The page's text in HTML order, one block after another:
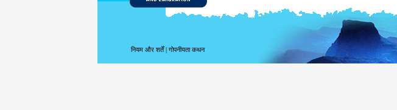
अस्वीकरण:
इस वेब साइट का उपयोग करके आप स्वीकार करते हैं,
इस साइट में निहित जानकारी से संबद्ध किसी
करता. उपयोगकर्ताओं को उन मामलों के बारे में
लापरवाही की वजह से या नहीं, उपलब्ध सूचना के
नियम और शर्तें| गोपनीयता कथन